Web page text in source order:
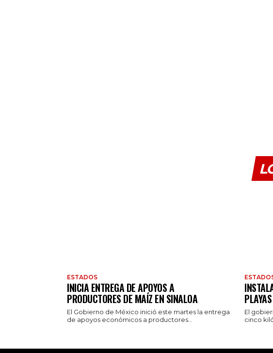
ESTADOS
INICIA ENTREGA DE APOYOS A
PRODUCTORES DE MAÍZ EN SINALOA
El Gobierno de México inició este martes la entrega
de apoyos económicos a productores...
El
cinco